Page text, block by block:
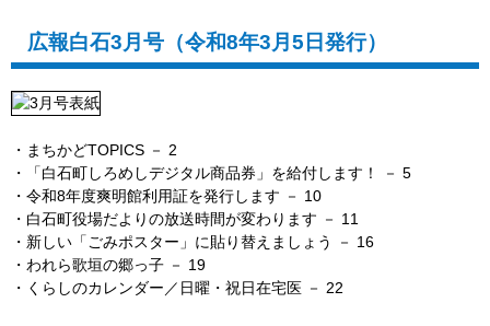
広報白石3月号（令和8年3月5日発行）
・ まちかどTOPICS － 2
・「白石町しろめしデジタル商品券」 を給付します！
－ 5
・令和8年度爽明館利用証を発行します － 10
・白石町役場だよりの放送時間が変わります － 11
・新しい「ごみポスター」に貼り替えましょう
－ 16
・われら歌垣の郷っ子 － 19
・ くらしのカレンダー／日曜・祝日在宅医 － 22